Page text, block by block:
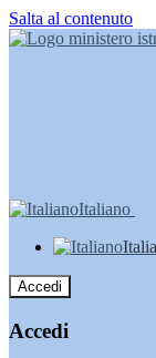
Salta al contenuto
Italiano
Accedi
Accedi